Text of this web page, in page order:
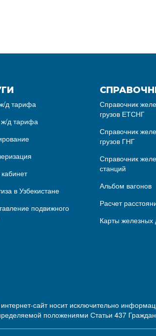
д тарифа
д тарифа
в Узбекистане
подвижного
Справочник
грузов ЕТСНГ
Справочник
грузов ГНГ
Справочник
станций
Альбом вагонов
Расчет
Карты железных
сайт носит исключительно
положениями Статьи 437